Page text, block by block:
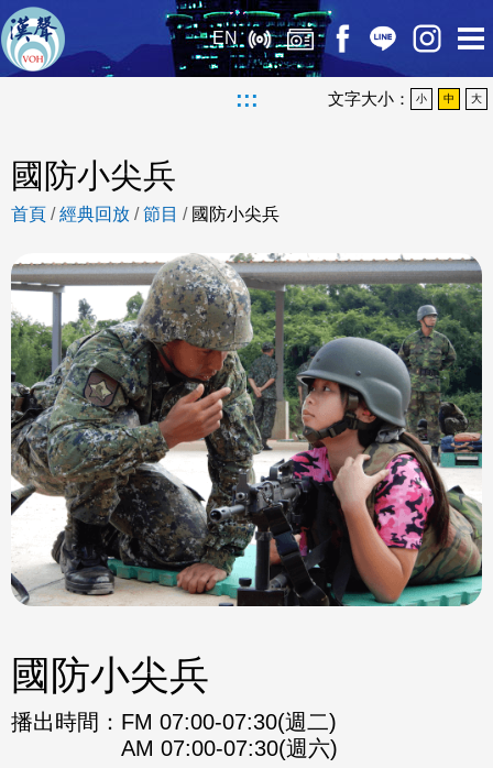
EN
::: 文字大小： 小 中 大
國防小尖兵
首頁 /經典回放 /節目 / 國防小尖兵
國防小尖兵
播出時間： FM 07:00-07:30(週二)
AM 07:00-07:30(週六)